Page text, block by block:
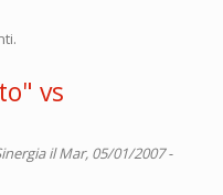
vs
il Mar, 05/01/2007 -